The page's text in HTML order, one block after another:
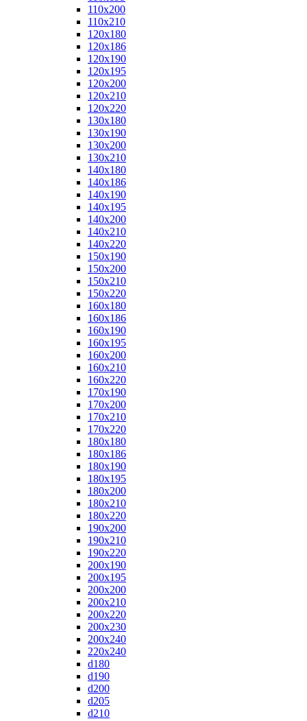
110x200
110x210
120x180
120x186
120x190
120x195
120x200
120x210
120x220
130x180
130x190
130x200
130x210
140x180
140x186
140x190
140x195
140x200
140x210
140x220
150x190
150x200
150x210
150x220
160x180
160x186
160x190
160x195
160x200
160x210
160x220
170x190
170x200
170x210
170x220
180x180
180x186
180x190
180x195
180x200
180x210
180x220
190x200
190x210
190x220
200x190
200x195
200x200
200x210
200x220
200x230
200x240
220x240
d180
d190
d200
d205
d210